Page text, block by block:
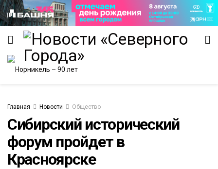
Главная Новости Общество
Сибирский исторический
форум пройдет в
Красноярске